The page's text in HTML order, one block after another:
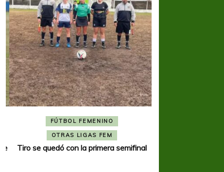
FÚTBOL FEMENINO
OTRAS LIGAS FEM
Tiro se quedó con la primera semifinal